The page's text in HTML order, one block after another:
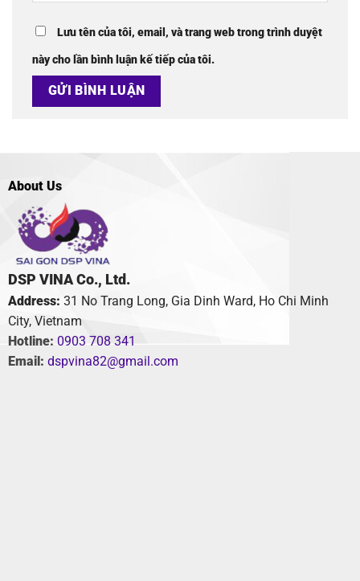
Lưu tên của tôi, email, và trang web trong trình duyệt
này cho lần bình luận kế tiếp của tôi.
About Us
DSP VINA Co., Ltd.
Address: 31 No Trang Long, Gia Dinh Ward, Ho Chi Minh
City, Vietnam
Hotline: 0903 708 341
Email: dspvina82@gmail.com